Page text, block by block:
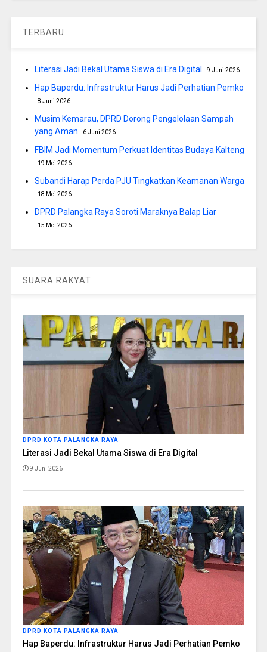
TERBARU
Literasi Jadi Bekal Utama Siswa di Era Digital 9 Juni 2026
Hap Baperdu: Infrastruktur Harus Jadi Perhatian Pemko
8 Juni 2026
Musim Kemarau, DPRD Dorong Pengelolaan Sampah
yang Aman
6 Juni 2026
FBIM Jadi Momentum Perkuat Identitas Budaya Kalteng
19 Mei 2026
Subandi Harap Perda PJU Tingkatkan Keamanan Warga
18 Mei 2026
DPRD Palangka Raya Soroti Maraknya Balap Liar
15 Mei 2026
SUARA RAKYAT
DPRD KOTA PALANGKA RAYA
Literasi Jadi Bekal Utama Siswa di Era Digital
9 Juni 2026
DPRD KOTA PALANGKA RAYA
Hap Baperdu: Infrastruktur Harus Jadi Perhatian Pemko